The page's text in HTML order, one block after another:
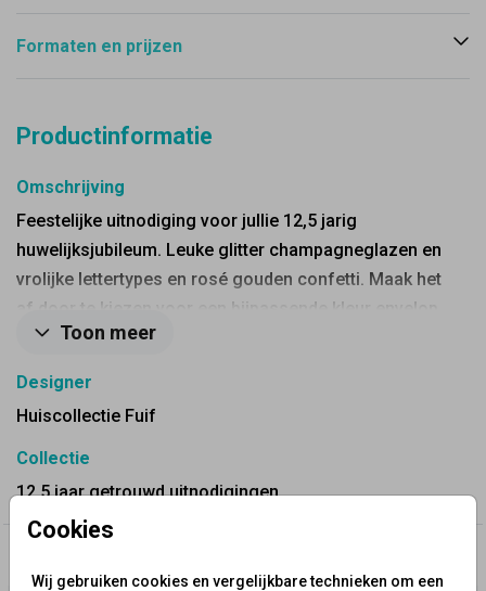
Cookies
Wij gebruiken cookies en vergelijkbare technieken om een
Formaten en prijzen
Productinformatie
Omschrijving
Feestelijke uitnodiging voor jullie 12,5 jarig
huwelijksjubileum. Leuke glitter champagneglazen en
vrolijke lettertypes en rosé gouden confetti. Maak het
af door te kiezen voor een bijpassende kleur envelop.
Toon meer
Designer
Huiscollectie Fuif
Collectie
12,5 jaar getrouwd uitnodigingen